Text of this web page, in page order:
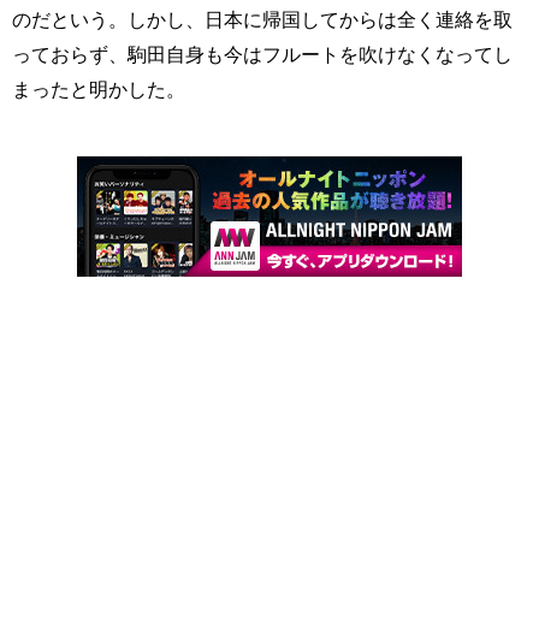
のだという。しかし、日本に帰国してからは全く連絡を取
っておらず、駒田自身も今はフルートを吹けなくなってし
まったと明かした。